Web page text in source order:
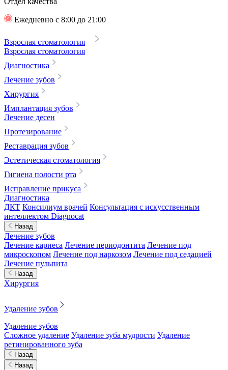
Ежедневно с 8:00 до 21:00
Взрослая стоматология
Взрослая стоматология
Диагностика
Лечение зубов
Хирургия
Имплантация зубов
Лечение десен
Протезирование
Реставрация зубов
Эстетическая стоматология
Гигиена полости рта
Исправление прикуса
Диагностика
ДКТ Консилиум врачей Консультация с искусственным
интеллектом Diagnocat
Назад
Лечение зубов
Лечение кариеса Лечение периодонтита Лечение под
микроскопом Лечение под наркозом Лечение под седацией
Лечение пульпита
Назад
Хирургия
Удаление зубов
Удаление зубов
Сложное удаление Удаление зуба мудрости Удаление
ретинированного зуба
Назад
Назад